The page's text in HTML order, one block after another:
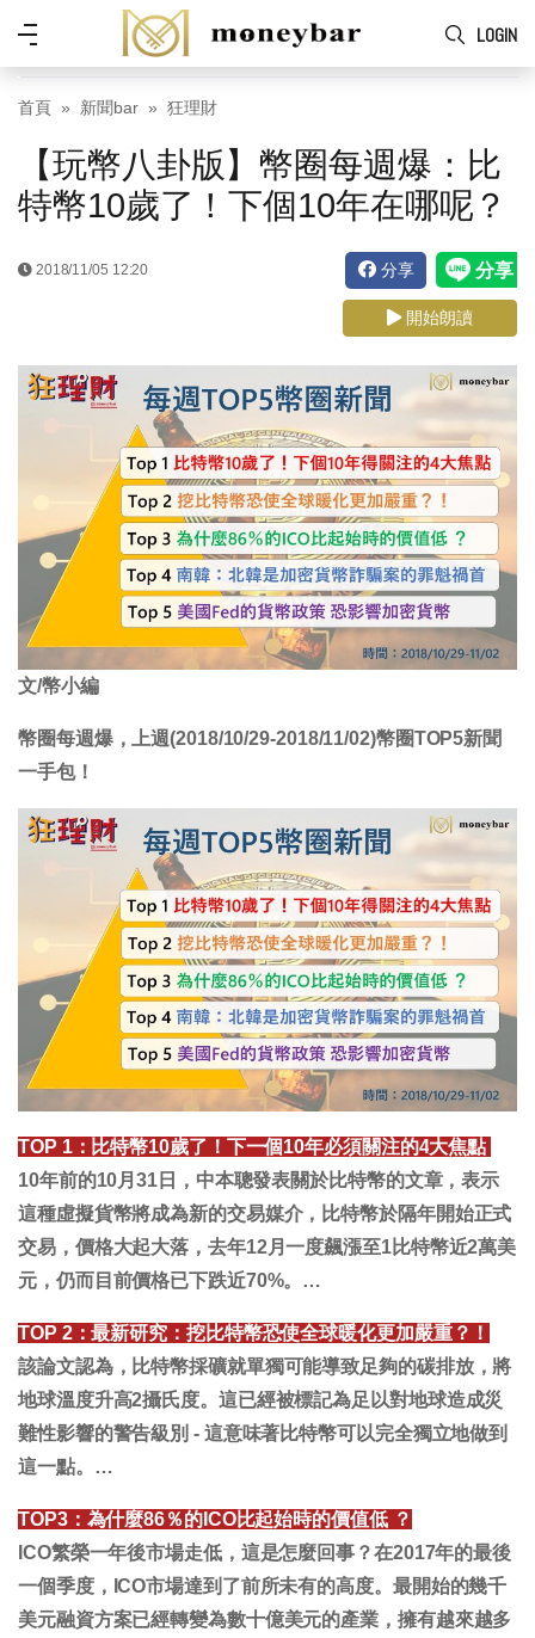
Skip to main content
LOGIN
功
能
表
首頁 新聞bar 狂理財
【玩幣八卦版】幣圈每週爆：比
特幣10歲了！下個10年在哪呢？
2018/11/05 12:20 分享
開始朗讀
文/幣小編
幣圈每週爆，上週(2018/10/29-2018/11/02)幣圈TOP5新聞
一手包！
TOP 1：比特幣10歲了！下一個10年必須關注的4大焦點
10年前的10月31日，中本聰發表關於比特幣的文章，表示
這種虛擬貨幣將成為新的交易媒介，比特幣於隔年開始正式
交易，價格大起大落，去年12月一度飆漲至1比特幣近2萬美
元，仍而目前價格已下跌近70%。…
TOP 2：最新研究：挖比特幣恐使全球暖化更加嚴重？！
該論文認為，比特幣採礦就單獨可能導致足夠的碳排放，將
地球溫度升高2攝氏度。這已經被標記為足以對地球造成災
難性影響的警告級別 - 這意味著比特幣可以完全獨立地做到
這一點。…
TOP3：為什麼86％的ICO比起始時的價值低 ？
ICO繁榮一年後市場走低，這是怎麼回事？在2017年的最後
一個季度，ICO市場達到了前所未有的高度。最開始的幾千
美元融資方案已經轉變為數十億美元的產業，擁有越來越多